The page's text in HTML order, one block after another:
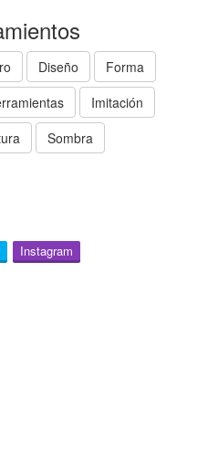
Diseño
Forma
Imitación
Sombra
Instagram